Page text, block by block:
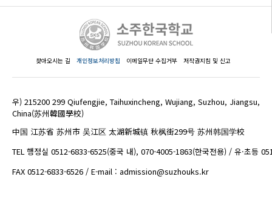
찾아오시는 길 개인정보처리방침 이메일무단 수집거부 저작권지침 및 신고
우) 215200 299 Qiufengjie, Taihuxincheng, Wujiang, Suzhou, Jiangsu,
China(苏州韓國學校)
中国 江苏省 苏州市 吴江区 太湖新城镇 秋枫街299号 苏州韩国学校
TEL 행정실 0512-6833-6525(중국 내), 070-4005-1863(한국전용) / 유·초등
FAX 0512-6833-6526 / E-mail : admission@suzhouks.kr